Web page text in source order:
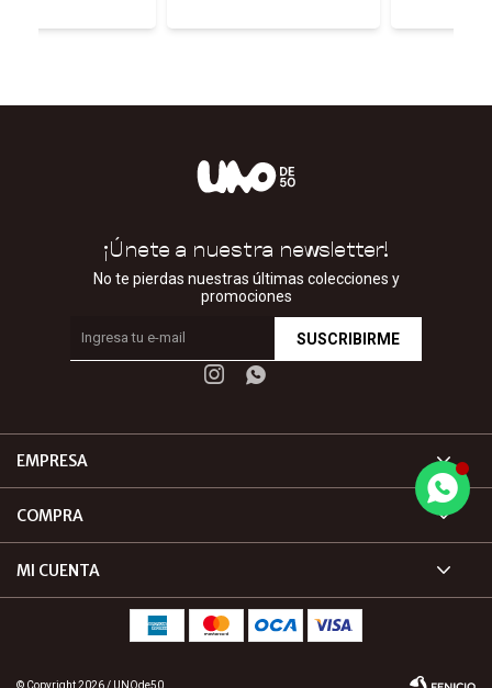
EMPRESA
COMPRA
MI CUENTA
¡Únete a nuestra newsletter!
No te pierdas nuestras últimas colecciones y
promociones
SUSCRIBIRME
 
© Copyright 2026 / UNOde50